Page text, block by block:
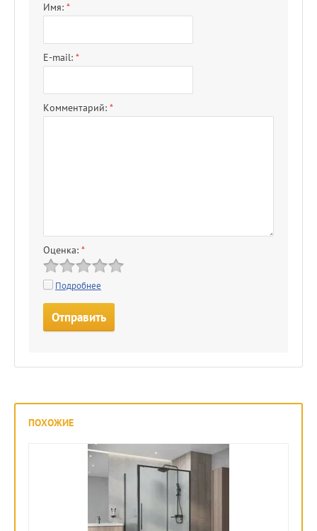
Имя: *
E-mail: *
Комментарий: *
Оценка: *
Подробнее
ПОХОЖИЕ